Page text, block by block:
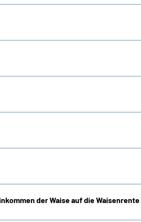
der Waise auf die Waisenrente